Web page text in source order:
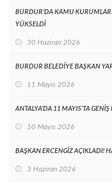
BURDUR’DA KAMU
YÜKSELDİ
30 Haziran 2026
BURDUR BELEDİYE BAŞKAN
11 Mayıs 2026
ANTALYA’DA 11 MAYIS’TA
10 Mayıs 2026
BAŞKAN ERCENGİZ AÇIKLADI!
3 Haziran 2026